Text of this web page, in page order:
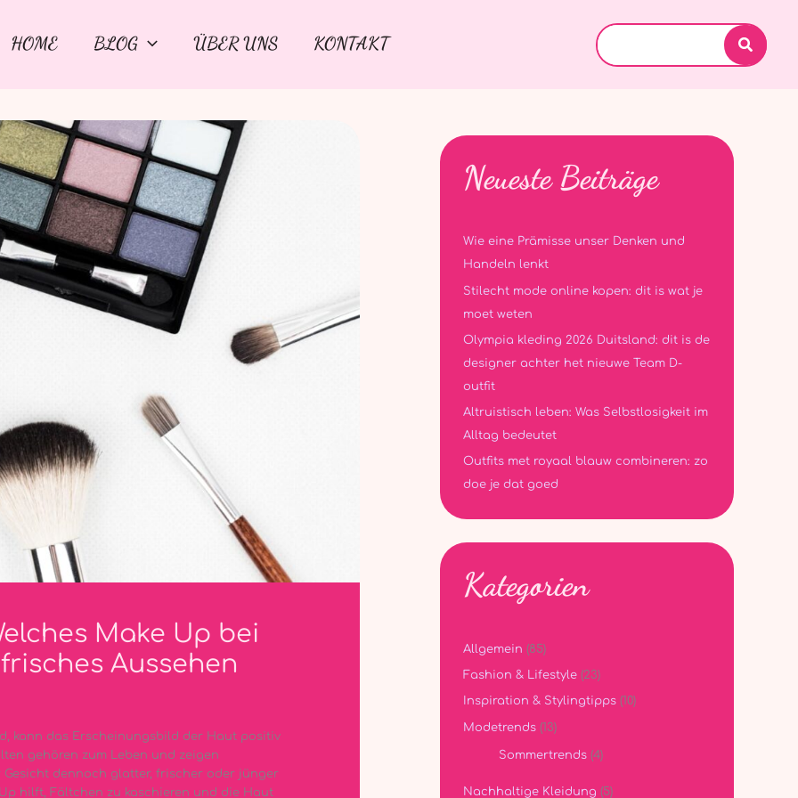
HOME BLOG ÜBER UNS KONTAKT
Search
for:
Make Up bei
Aussehen
kann das Erscheinungsbild der Haut positiv
gehören zum Leben und zeigen
dennoch glatter, frischer oder jünger
hilft, Fältchen zu kaschieren und die Haut
Neueste Beiträge
Wie eine Prämisse unser Denken und
Handeln lenkt
Stilecht mode online kopen: dit is wat je
moet weten
Olympia kleding 2026 Duitsland: dit is de
designer achter het nieuwe Team D-
outfit
Altruistisch leben: Was Selbstlosigkeit im
Alltag bedeutet
Outfits met royaal blauw combineren: zo
doe je dat goed
Kategorien
Allgemein (85)
Fashion & Lifestyle (23)
Inspiration & Stylingtipps (10)
Modetrends (13)
Sommertrends(4)
Nachhaltige Kleidung (5)